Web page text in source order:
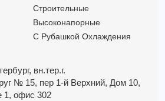
Строительные
Высоконапорные
С Рубашкой Охлаждения
вн.тер.г.
№ 15, пер 1-й Верхний, Дом 10,
1, офис 302